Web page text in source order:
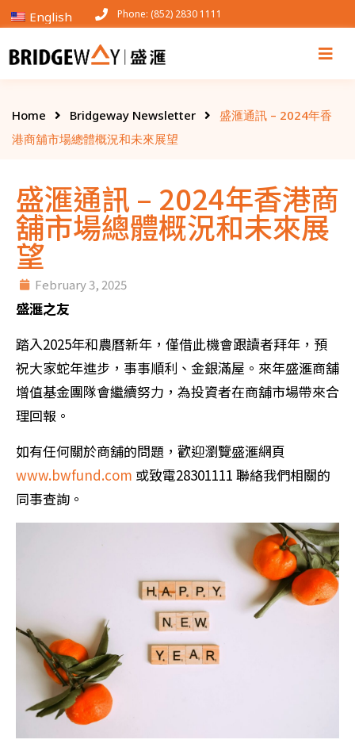
Phone: (852) 2830 1111
Home Bridgeway Newsletter
盛滙通訊 – 2024年香
港商舖市場總體概況和未來展望
盛滙通訊 – 2024年香港商
舖市場總體概況和未來展
望
February 3, 2025
盛滙之友
踏入2025年和農曆新年，僅借此機會跟讀者拜年，預
祝大家蛇年進步，事事順利、金銀滿屋。來年盛滙商舖
增值基金團隊會繼續努力，為投資者在商舖市場帶來合
理回報。
如有任何關於商舖的問題，歡迎瀏覽盛滙網頁
www.bwfund.com 或致電28301111 聯絡我們相關的
同事查詢。
English